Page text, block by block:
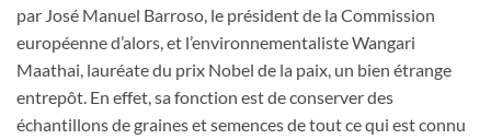
par José Manuel Barroso, le président de la Commission
européenne d’alors, et l’environnementaliste Wangari
Maathai, lauréate du prix Nobel de la paix, un bien étrange
entrepôt. En effet, sa fonction est de conserver des
échantillons de graines et semences de tout ce qui est connu